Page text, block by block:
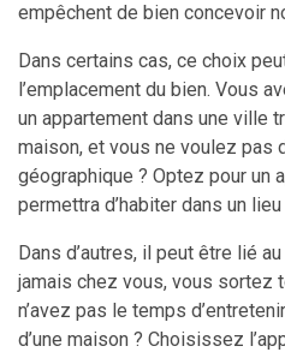
empêchent de bien concevoir
Dans certains cas, ce choix
l’emplacement du bien. Vous
un appartement dans une ville
maison, et vous ne voulez pas
géographique ? Optez pour un
permettra d’habiter dans un
Dans d’autres, il peut être lié
jamais chez vous, vous sortez
n’avez pas le temps
d’une maison ? Choisissez